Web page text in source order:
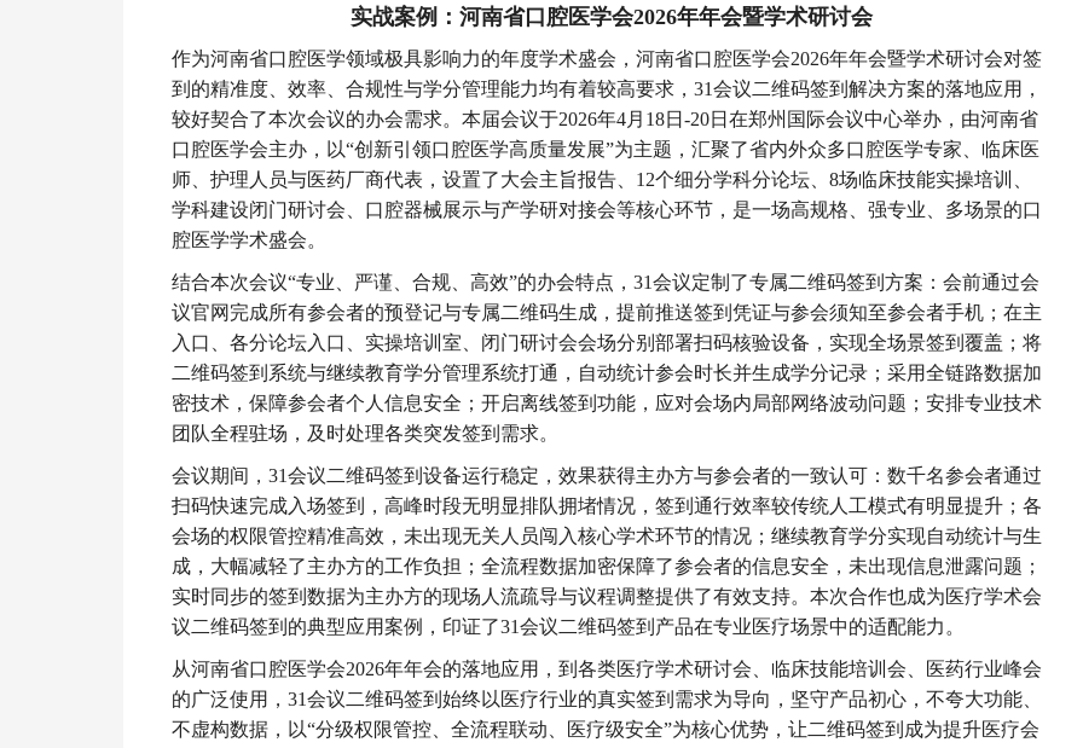
实战案例：河南省口腔医学会2026年年会暨学术研讨会
作为河南省口腔医学领域极具影响力的年度学术盛会，河南省口腔医学会2026年年会暨学术研讨会对签
到的精准度、效率、合规性与学分管理能力均有着较高要求，31会议二维码签到解决方案的落地应用，
较好契合了本次会议的办会需求。本届会议于2026年4月18日-20日在郑州国际会议中心举办，由河南省
口腔医学会主办，以“创新引领口腔医学高质量发展”为主题，汇聚了省内外众多口腔医学专家、临床医
师、护理人员与医药厂商代表，设置了大会主旨报告、12个细分学科分论坛、8场临床技能实操培训、
学科建设闭门研讨会、口腔器械展示与产学研对接会等核心环节，是一场高规格、强专业、多场景的口
腔医学学术盛会。
结合本次会议“专业、严谨、合规、高效”的办会特点，31会议定制了专属二维码签到方案：会前通过会
议官网完成所有参会者的预登记与专属二维码生成，提前推送签到凭证与参会须知至参会者手机；在主
入口、各分论坛入口、实操培训室、闭门研讨会会场分别部署扫码核验设备，实现全场景签到覆盖；将
二维码签到系统与继续教育学分管理系统打通，自动统计参会时长并生成学分记录；采用全链路数据加
密技术，保障参会者个人信息安全；开启离线签到功能，应对会场内局部网络波动问题；安排专业技术
团队全程驻场，及时处理各类突发签到需求。
会议期间，31会议二维码签到设备运行稳定，效果获得主办方与参会者的一致认可：数千名参会者通过
扫码快速完成入场签到，高峰时段无明显排队拥堵情况，签到通行效率较传统人工模式有明显提升；各
会场的权限管控精准高效，未出现无关人员闯入核心学术环节的情况；继续教育学分实现自动统计与生
成，大幅减轻了主办方的工作负担；全流程数据加密保障了参会者的信息安全，未出现信息泄露问题；
实时同步的签到数据为主办方的现场人流疏导与议程调整提供了有效支持。本次合作也成为医疗学术会
议二维码签到的典型应用案例，印证了31会议二维码签到产品在专业医疗场景中的适配能力。
从河南省口腔医学会2026年年会的落地应用，到各类医疗学术研讨会、临床技能培训会、医药行业峰会
的广泛使用，31会议二维码签到始终以医疗行业的真实签到需求为导向，坚守产品初心，不夸大功能、
不虚构数据，以“分级权限管控、全流程联动、医疗级安全”为核心优势，让二维码签到成为提升医疗会